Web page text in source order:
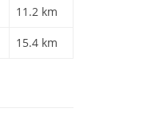
11.2 km
15.4 km